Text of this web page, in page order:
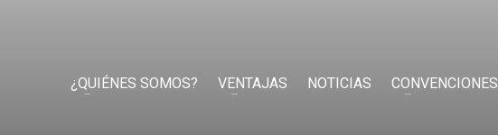
¿QUIÉNES SOMOS? VENTAJAS NOTICIAS CONVENCIONES